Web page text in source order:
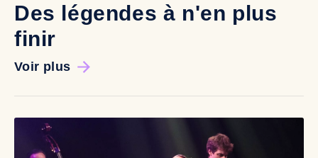
Des légendes à n'en plus
finir
Voir plus